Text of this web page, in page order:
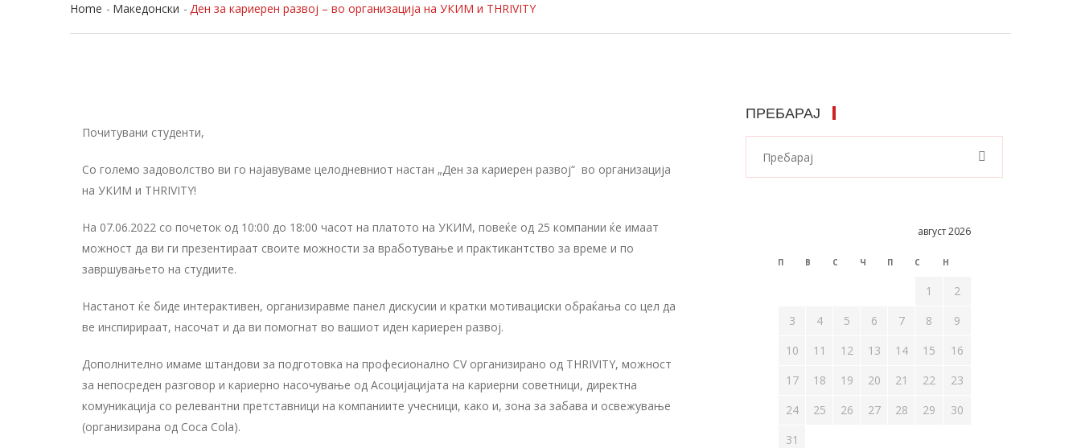
Home Македонски Ден за кариерен развој – во организација на УКИМ и THRIVITY
Почитувани студенти,
Со големо задоволство ви го најавуваме целодневниот настан „Ден за кариерен развој“ во оргaнизација
на УКИМ и THRIVITY!
На 07.06.2022 со почеток од 10:00 до 18:00 часот на платото на УКИМ, повеќе од 25 компании ќе имаат
можност да ви ги презентираат своите можности за вработување и практикантство за време и по
завршувањето на студиите.
Настанот ќе биде интерактивен, организиравме панел дискусии и кратки мотивациски обраќања со цел да
ве инспирираат, насочат и да ви помогнат во вашиот иден кариерен развој.
Дополнително имаме штандови за подготовка на професионално CV организирано од THRIVITY, можност
за непосреден разговор и кариерно насочување од Асоцијацијата на кариерни советници, директна
комуникација со релевантни претставници на компаниите учесници, како и, зона за забава и освежување
(организирана од Coca Cola).
ПРЕБАРАЈ
август 2026
П В С Ч П С Н
1
2
3
4 5 6 7 8
9
10
11 12 13 14 15
16
17
18 19 20 21 22
23
24
25 26 27 28 29
30
31